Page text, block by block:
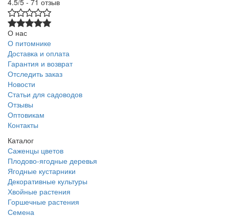
4.5/5 - 71 отзыв
О нас
О питомнике
Доставка и оплата
Гарантия и возврат
Отследить заказ
Новости
Статьи для садоводов
Отзывы
Оптовикам
Контакты
Каталог
Саженцы цветов
Плодово-ягодные деревья
Ягодные кустарники
Декоративные культуры
Хвойные растения
Горшечные растения
Семена